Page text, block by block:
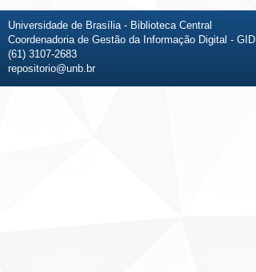
Universidade de Brasília - Biblioteca Central
Coordenadoria de Gestão da Informação Digital - GID
(61) 3107-2683
repositorio@unb.br